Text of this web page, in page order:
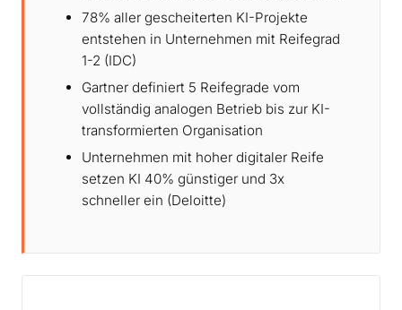
78% aller gescheiterten KI-Projekte
entstehen in Unternehmen mit Reifegrad
1-2 (IDC)
Gartner definiert 5 Reifegrade vom
vollständig analogen Betrieb bis zur KI-
transformierten Organisation
Unternehmen mit hoher digitaler Reife
setzen KI 40% günstiger und 3x
schneller ein (Deloitte)